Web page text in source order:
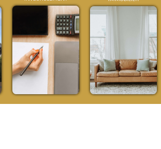
IMMOBILIER
D'ENTREPRISE
INVESTISSEMENT